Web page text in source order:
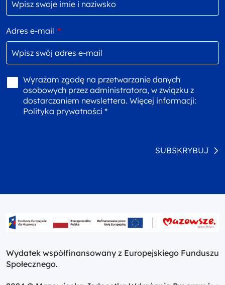
Adres e-mail *
Wyrażam zgodę na przetwarzanie danych
osobowych przez administratora, w związku z
dostarczaniem newslettera. Więcej informacji:
Polityka prywatności *
SUBSKRYBUJ
Wydatek współfinansowany z Europejskiego Funduszu
Społecznego.